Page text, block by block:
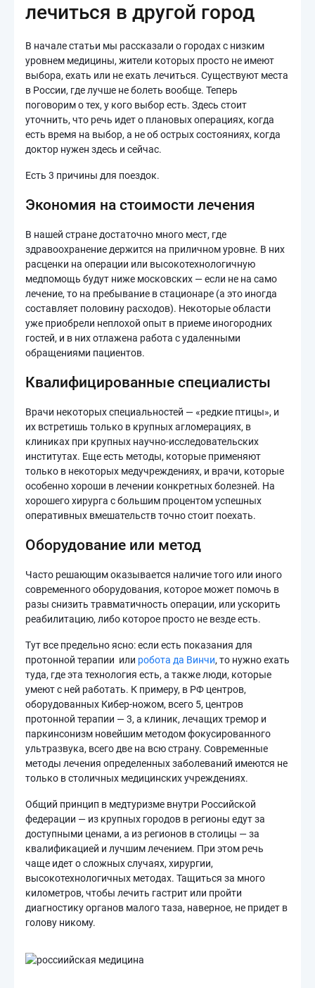
лечиться в другой город
В начале статьи мы рассказали о городах с низким
уровнем медицины, жители которых просто не имеют
выбора, ехать или не ехать лечиться. Существуют места
в России, где лучше не болеть вообще. Теперь
поговорим о тех, у кого выбор есть. Здесь стоит
уточнить, что речь идет о плановых операциях, когда
есть время на выбор, а не об острых состояниях, когда
доктор нужен здесь и сейчас.
Есть 3 причины для поездок.
Экономия на стоимости лечения
В нашей стране достаточно много мест, где
здравоохранение держится на приличном уровне. В них
расценки на операции или высокотехнологичную
медпомощь будут ниже московских — если не на само
лечение, то на пребывание в стационаре (а это иногда
составляет половину расходов). Некоторые области
уже приобрели неплохой опыт в приеме иногородних
гостей, и в них отлажена работа с удаленными
обращениями пациентов.
Квалифицированные специалисты
Врачи некоторых специальностей — «редкие птицы», и
их встретишь только в крупных агломерациях, в
клиниках при крупных научно-исследовательских
институтах. Еще есть методы, которые применяют
только в некоторых медучреждениях, и врачи, которые
особенно хороши в лечении конкретных болезней. На
хорошего хирурга с большим процентом успешных
оперативных вмешательств точно стоит поехать.
Оборудование или метод
Часто решающим оказывается наличие того или иного
современного оборудования, которое может помочь в
разы снизить травматичность операции, или ускорить
реабилитацию, либо которое просто не везде есть.
Тут все предельно ясно: если есть показания для
протонной терапии или робота да Винчи, то нужно ехать
туда, где эта технология есть, а также люди, которые
умеют с ней работать. К примеру, в РФ центров,
оборудованных Кибер-ножом, всего 5, центров
протонной терапии — 3, а клиник, лечащих тремор и
паркинсонизм новейшим методом фокусированного
ультразвука, всего две на всю страну. Современные
методы лечения определенных заболеваний имеются не
только в столичных медицинских учреждениях.
Общий принцип в медтуризме внутри Российской
федерации — из крупных городов в регионы едут за
доступными ценами, а из регионов в столицы — за
квалификацией и лучшим лечением. При этом речь
чаще идет о сложных случаях, хирургии,
высокотехнологичных методах. Тащиться за много
километров, чтобы лечить гастрит или пройти
диагностику органов малого таза, наверное, не придет в
голову никому.